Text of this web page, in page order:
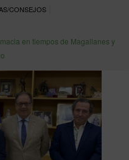
CONSEJOS
en tiempos de Magallanes y